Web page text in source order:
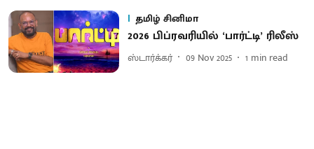
தமிழ் சினிமா
2026 பிப்ரவரியில் ‘பார்ட்டி’ ரிலீஸ்
ஸ்டார்க்கர் 09 Nov 2025 1 min read